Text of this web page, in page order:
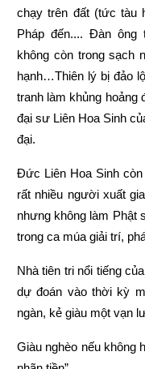
chạy trên đất (tức tàu
Pháp đến.... Đàn
không còn trong sạch
hạnh…Thiên lý bị đảo
tranh làm khủng hoảng
đại sư Liên Hoa Sinh
đại.
Đức Liên Hoa Sinh
rất nhiều người xuất
nhưng không làm Phật
trong ca múa giải trí,
Nhà tiên tri nổi tiếng
dự đoán vào thời kỳ
ngàn, kẻ giàu một vạn
Giàu nghèo nếu không